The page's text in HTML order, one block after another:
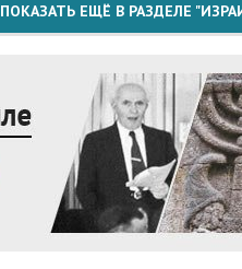
ПОКАЗАТЬ ЕЩЁ В РАЗДЕЛЕ